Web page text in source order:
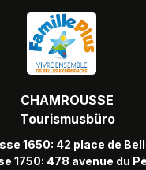
CHAMROUSSE
Tourismusbüro
1650: 42 place de
1750: 478 avenue du